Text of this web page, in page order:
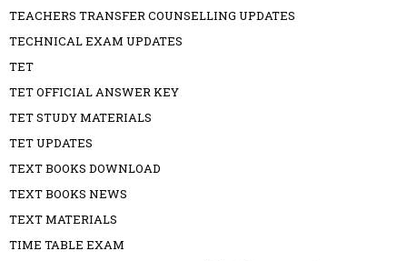
TEACHERS TRANSFER COUNSELLING UPDATES
TECHNICAL EXAM UPDATES
TET
TET OFFICIAL ANSWER KEY
TET STUDY MATERIALS
TET UPDATES
TEXT BOOKS DOWNLOAD
TEXT BOOKS NEWS
TEXT MATERIALS
TIME TABLE EXAM